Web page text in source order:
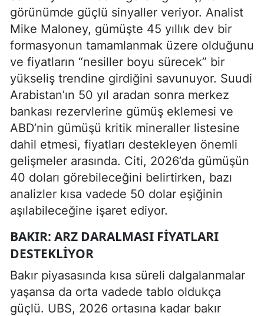
görünümde güçlü sinyaller veriyor. Analist
Mike Maloney, gümüşte 45 yıllık dev bir
formasyonun tamamlanmak üzere olduğunu
ve fiyatların “nesiller boyu sürecek” bir
yükseliş trendine girdiğini savunuyor. Suudi
Arabistan’ın 50 yıl aradan sonra merkez
bankası rezervlerine gümüş eklemesi ve
ABD’nin gümüşü kritik mineraller listesine
dahil etmesi, fiyatları destekleyen önemli
gelişmeler arasında. Citi, 2026’da gümüşün
40 doları görebileceğini belirtirken, bazı
analizler kısa vadede 50 dolar eşiğinin
aşılabileceğine işaret ediyor.
BAKIR: ARZ DARALMASI FIYATLARI
DESTEKLIYOR
Bakır piyasasında kısa süreli dalgalanmalar
yaşansa da orta vadede tablo oldukça
güçlü. UBS, 2026 ortasına kadar bakır